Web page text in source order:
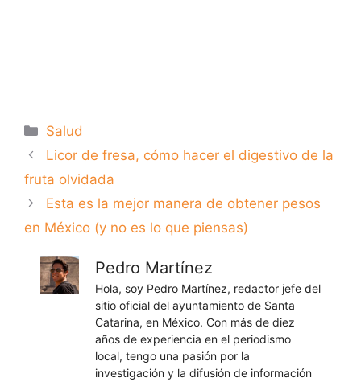
Categorías
Salud
Licor de fresa, cómo hacer el digestivo de la
fruta olvidada
Esta es la mejor manera de obtener pesos
en México (y no es lo que piensas)
Pedro Martínez
Hola, soy Pedro Martínez, redactor jefe del
sitio oficial del ayuntamiento de Santa
Catarina, en México. Con más de diez
años de experiencia en el periodismo
local, tengo una pasión por la
investigación y la difusión de información